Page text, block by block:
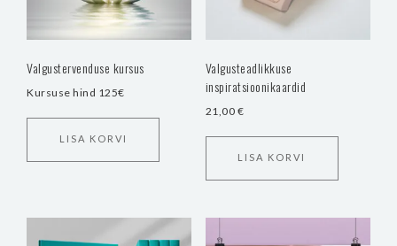
Valgustervenduse kursus
Kursuse hind 125€
LISA KORVI
Valgusteadlikkuse
inspiratsioonikaardid
21,00 €
LISA KORVI